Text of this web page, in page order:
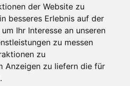
der Website zu
besseres Erlebnis auf der
um Ihr Interesse an unseren
zu messen
zu
Anzeigen zu liefern die für
.
Datenschutz
Kontakt
Partner
Schneemenschen GmbH